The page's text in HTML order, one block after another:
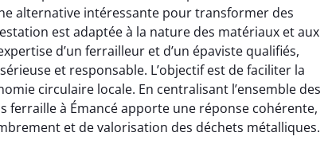
alternative intéressante pour transformer des
est adaptée à la nature des matériaux et aux
d’un ferrailleur et d’un épaviste qualifiés,
et responsable. L’objectif est de faciliter la
circulaire locale. En centralisant l’ensemble des
ferraille à Émancé apporte une réponse cohérente,
et de valorisation des déchets métalliques.